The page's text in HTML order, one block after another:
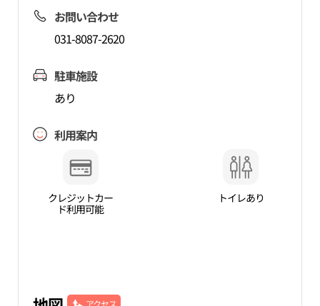
お問い合わせ
031-8087-2620
駐車施設
あり
利用案内
クレジットカー
ド利用可能
トイレあり
アクセス